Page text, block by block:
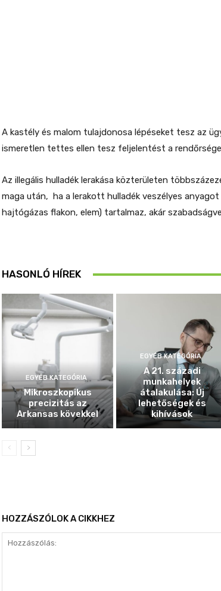
A kastély és malom tulajdonosa lépéseket tesz az
ismeretlen tettes ellen tesz feljelentést a
Az illegális hulladék lerakása közterületen
maga után, ha a lerakott hulladék veszélyes
hajtógázas flakon, elem) tartalmaz, akár
HASONLÓ HÍREK
EGYÉB KATEGÓRIA
Mikroszkopikus
precizitás az
Arkansas kövekkel
EGYÉB KATEGÓRIA
A 21. századi
munkahelyek
átalakulása: Új
lehetőségek és
kihívások
HOZZÁSZÓLOK A CIKKHEZ